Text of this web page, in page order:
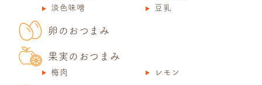
淡色味噌
豆乳
卵のおつまみ
果実のおつまみ
梅肉 レモン